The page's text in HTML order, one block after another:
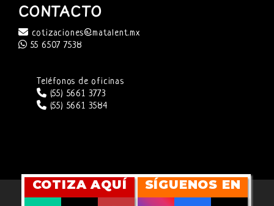
CONTACTO
cotizaciones@matalent.mx
55 6507 7538
Teléfonos de oficinas
(55) 5661 3773
(55) 5661 3584
SITIO WEB DESARROLLADO POR
COTIZA AQUÍ SÍGUENOS EN